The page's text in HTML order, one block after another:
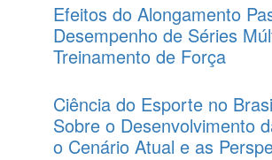
Efeitos do Alongamento
Desempenho de Séries
Treinamento de Força
Ciência do Esporte no
Sobre o Desenvolvimento
o Cenário Atual e as